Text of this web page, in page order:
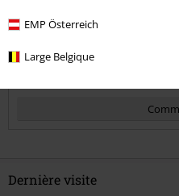
EMP Österreich
Large Belgique
Est-ce que ce commentaire vous
Dernière visite